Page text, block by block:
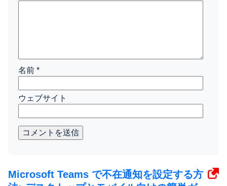
名前 *
ウェブサイト
コメントを送信
Microsoft Teams で不在通知を設定する方